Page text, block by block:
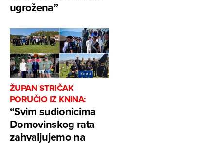
ugrožena”
ŽUPAN STRIČAK
PORUČIO IZ KNINA:
“Svim sudionicima
Domovinskog rata
zahvaljujemo na